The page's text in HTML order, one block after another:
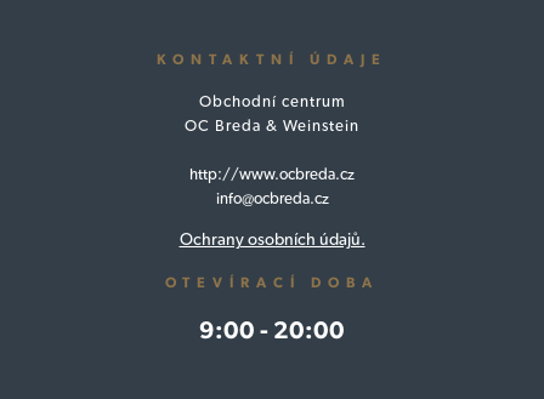
KONTAKTNÍ ÚDAJE
Obchodní centrum
OC Breda & Weinstein
http://www.ocbreda.cz
info@ocbreda.cz
Ochrany osobních údajů.
OTEVÍRACÍ DOBA
9:00 - 20:00